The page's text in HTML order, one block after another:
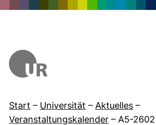
Start – Universität – Aktuelles –
Veranstaltungskalender – A5-2602 |